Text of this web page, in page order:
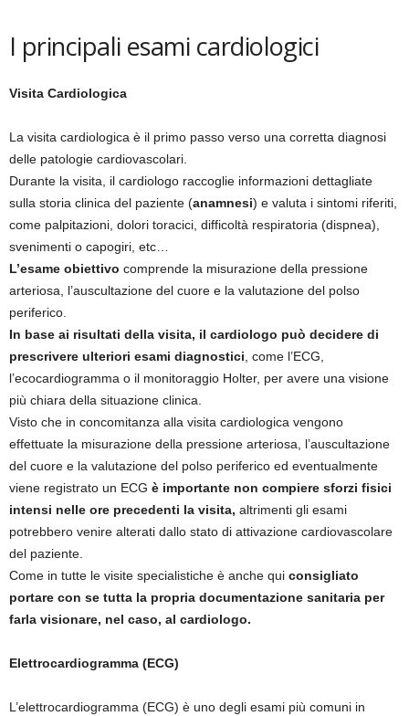
I principali esami cardiologici
Visita Cardiologica
La visita cardiologica è il primo passo verso una corretta diagnosi
delle patologie cardiovascolari.
Durante la visita, il cardiologo raccoglie informazioni dettagliate
sulla storia clinica del paziente (anamnesi) e valuta i sintomi riferiti,
come palpitazioni, dolori toracici, difficoltà respiratoria (dispnea),
svenimenti o capogiri, etc…
L’esame obiettivo comprende la misurazione della pressione
arteriosa, l’auscultazione del cuore e la valutazione del polso
periferico.
In base ai risultati della visita, il cardiologo può decidere di
prescrivere ulteriori esami diagnostici, come l’ECG,
l’ecocardiogramma o il monitoraggio Holter, per avere una visione
più chiara della situazione clinica.
Visto che in concomitanza alla visita cardiologica vengono
effettuate la misurazione della pressione arteriosa, l’auscultazione
del cuore e la valutazione del polso periferico ed eventualmente
viene registrato un ECG è importante non compiere sforzi fisici
intensi nelle ore precedenti la visita, altrimenti gli esami
potrebbero venire alterati dallo stato di attivazione cardiovascolare
del paziente.
Come in tutte le visite specialistiche è anche qui consigliato
portare con se tutta la propria documentazione sanitaria per
farla visionare, nel caso, al cardiologo.
Elettrocardiogramma (ECG)
L’elettrocardiogramma (ECG) è uno degli esami più comuni in